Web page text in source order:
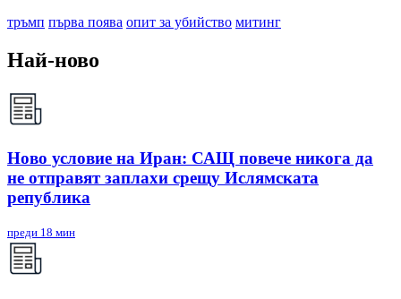
тръмп първа поява опит за убийство митинг
Най-ново
Ново условие на Иран: САЩ повече никога да
не отправят заплахи срещу Ислямската
република
преди 18 мин